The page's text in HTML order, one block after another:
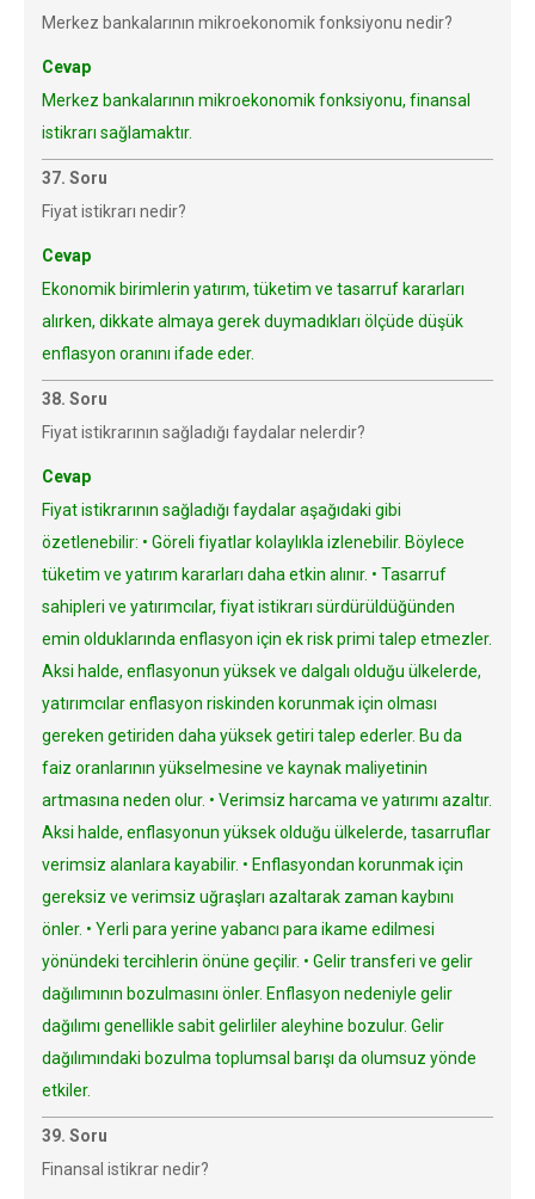
Merkez bankalarının mikroekonomik fonksiyonu nedir?
Cevap
Merkez bankalarının mikroekonomik fonksiyonu, finansal
istikrarı sağlamaktır.
37. Soru
Fiyat istikrarı nedir?
Cevap
Ekonomik birimlerin yatırım, tüketim ve tasarruf kararları
alırken, dikkate almaya gerek duymadıkları ölçüde düşük
enflasyon oranını ifade eder.
38. Soru
Fiyat istikrarının sağladığı faydalar nelerdir?
Cevap
Fiyat istikrarının sağladığı faydalar aşağıdaki gibi
özetlenebilir: • Göreli fiyatlar kolaylıkla izlenebilir. Böylece
tüketim ve yatırım kararları daha etkin alınır. • Tasarruf
sahipleri ve yatırımcılar, fiyat istikrarı sürdürüldüğünden
emin olduklarında enflasyon için ek risk primi talep etmezler.
Aksi halde, enflasyonun yüksek ve dalgalı olduğu ülkelerde,
yatırımcılar enflasyon riskinden korunmak için olması
gereken getiriden daha yüksek getiri talep ederler. Bu da
faiz oranlarının yükselmesine ve kaynak maliyetinin
artmasına neden olur. • Verimsiz harcama ve yatırımı azaltır.
Aksi halde, enflasyonun yüksek olduğu ülkelerde, tasarruflar
verimsiz alanlara kayabilir. • Enflasyondan korunmak için
gereksiz ve verimsiz uğraşları azaltarak zaman kaybını
önler. • Yerli para yerine yabancı para ikame edilmesi
yönündeki tercihlerin önüne geçilir. • Gelir transferi ve gelir
dağılımının bozulmasını önler. Enflasyon nedeniyle gelir
dağılımı genellikle sabit gelirliler aleyhine bozulur. Gelir
dağılımındaki bozulma toplumsal barışı da olumsuz yönde
etkiler.
39. Soru
Finansal istikrar nedir?